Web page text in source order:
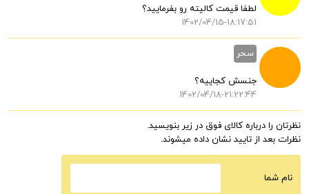
لطفا قیمت کالیته رو بفرمایید؟
1402/04/15-18:17:51
سحر
جنسش کجاییه؟
1402/04/18-21:22:44
نظرتان را درباره کالای فوق در زیر بنویسید.
نظرات بعد از تایید نشان داده میشوند.
نام شما